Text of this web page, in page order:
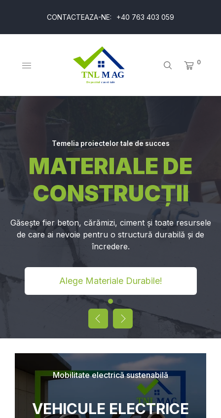
CONTACTEAZA-NE: +40 763 403 059
0
Temelia proiectelor tale de succes
MATERIALE DE
CONSTRUCȚII
Găsește fier beton, cărămizi, ciment și toate resursele
de care ai nevoie pentru o structură durabilă și de
încredere.
Alege Materiale Durabile!
Mobilitate electrică sustenabilă
VEHICULE ELECTRICE